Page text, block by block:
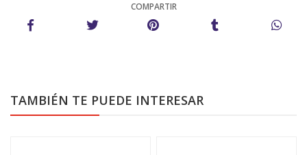
COMPARTIR
TAMBIÉN TE PUEDE INTERESAR